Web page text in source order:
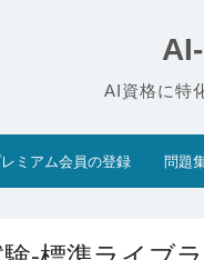
AI資格に特
ミアム会員の登録 問題